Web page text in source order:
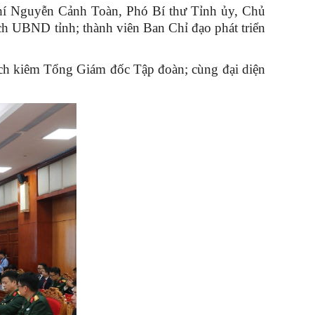
Cảnh Toàn, Phó Bí thư Tỉnh ủy, Chủ
tỉnh; thành viên Ban Chỉ đạo phát triển
kiêm Tổng Giám đốc Tập đoàn; cùng đại diện